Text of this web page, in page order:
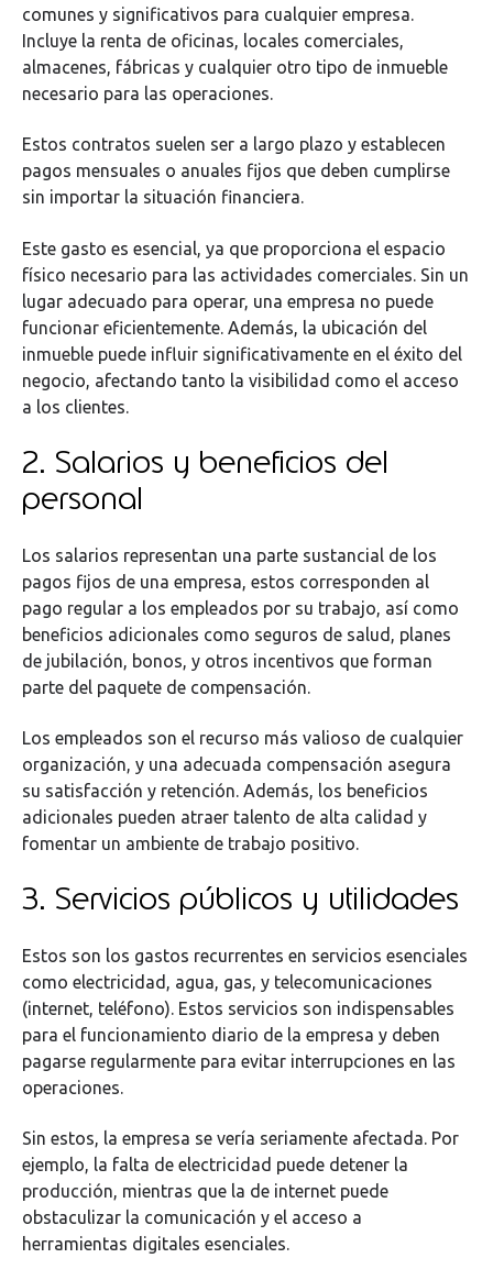
comunes y significativos para cualquier empresa.
Incluye la renta de oficinas, locales comerciales,
almacenes, fábricas y cualquier otro tipo de inmueble
necesario para las operaciones.
Estos contratos suelen ser a largo plazo y establecen
pagos mensuales o anuales fijos que deben cumplirse
sin importar la situación financiera.
Este gasto es esencial, ya que proporciona el espacio
físico necesario para las actividades comerciales. Sin un
lugar adecuado para operar, una empresa no puede
funcionar eficientemente. Además, la ubicación del
inmueble puede influir significativamente en el éxito del
negocio, afectando tanto la visibilidad como el acceso
a los clientes.
2. Salarios y beneficios del
personal
Los salarios representan una parte sustancial de los
pagos fijos de una empresa, estos corresponden al
pago regular a los empleados por su trabajo, así como
beneficios adicionales como seguros de salud, planes
de jubilación, bonos, y otros incentivos que forman
parte del paquete de compensación.
Los empleados son el recurso más valioso de cualquier
organización, y una adecuada compensación asegura
su satisfacción y retención. Además, los beneficios
adicionales pueden atraer talento de alta calidad y
fomentar un ambiente de trabajo positivo.
3. Servicios públicos y utilidades
Estos son los gastos recurrentes en servicios esenciales
como electricidad, agua, gas, y telecomunicaciones
(internet, teléfono). Estos servicios son indispensables
para el funcionamiento diario de la empresa y deben
pagarse regularmente para evitar interrupciones en las
operaciones.
Sin estos, la empresa se vería seriamente afectada. Por
ejemplo, la falta de electricidad puede detener la
producción, mientras que la de internet puede
obstaculizar la comunicación y el acceso a
herramientas digitales esenciales.